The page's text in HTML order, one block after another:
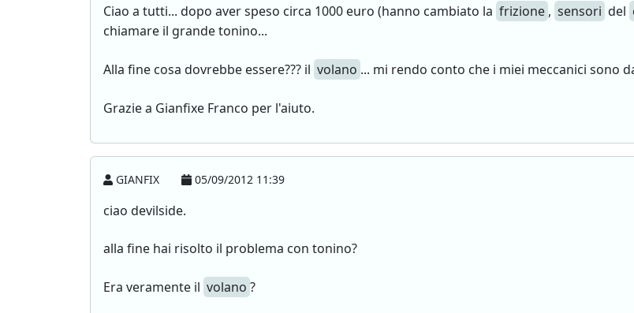
Ciao a tutti... dopo aver speso circa 1000 euro (hanno cambiato la frizione , sensori del
chiamare il grande tonino...
Alla fine cosa dovrebbe essere??? il volano ... mi rendo conto che i miei meccanici sono
Grazie a Gianfixe Franco per l'aiuto.
GIANFIX 05/09/2012 11:39
ciao devilside.
alla fine hai risolto il problema con tonino?
Era veramente il volano ?